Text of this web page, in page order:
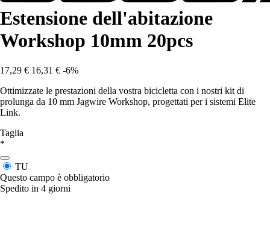
Estensione dell'abitazione
Workshop 10mm 20pcs
17,29 € 16,31 € -6%
Ottimizzate le prestazioni della vostra bicicletta con i nostri kit di
prolunga da 10 mm Jagwire Workshop, progettati per i sistemi Elite
Link.
Taglia
*
TU
Questo campo è obbligatorio
Spedito in 4 giorni